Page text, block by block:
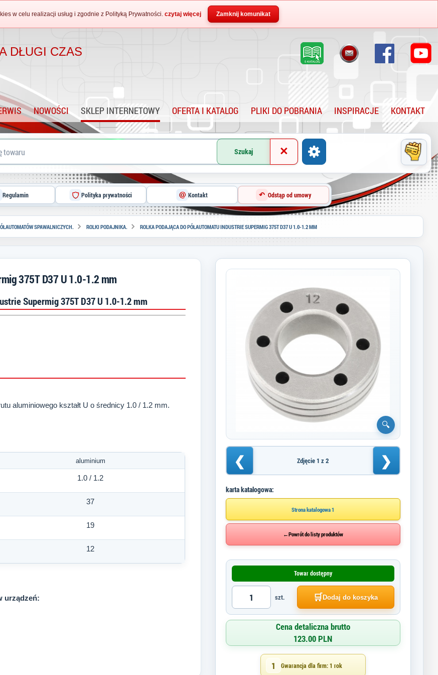
w celu realizacji usług i zgodnie z Polityką Prywatności. czytaj więcej Zamknij komunikat
DŁUGI CZAS
NOWOŚCI SKLEP INTERNETOWY OFERTA I KATALOG PLIKI DO POBRANIA INSPIRACJE KONTAKT
Szukaj ×
Regulamin Polityka prywatności Kontakt ↶ Odstąp od umowy
SPAWALNICZYCH. ROLKI PODAJNIKA. ROLKA PODAJĄCA DO PÓŁAUTOMATU INDUSTRIE SUPERMIG 375T D37 U 1.0-1.2 MM
375T D37 U 1.0-1.2 mm
Supermig 375T D37 U 1.0-1.2 mm
aluminiowego kształt Uo średnicy 1.0 / 1.2 mm.
aluminium
1.0 / 1.2
37
19
12
urządzeń:
❮ Zdjęcie 1 z 2 ❯
karta katalogowa:
Strona katalogowa 1
←Powrót do listy produktów
Towar dostępny
szt. 🛒Dodaj do koszyka
Cena detaliczna brutto
123.00 PLN
1 Gwarancja dla firm: 1 rok